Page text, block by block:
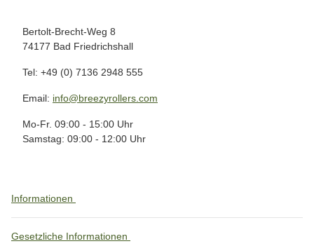
Bertolt-Brecht-Weg 8
74177 Bad Friedrichshall
Tel: +49 (0) 7136 2948 555
Email: info@breezyrollers.com
Mo-Fr. 09:00 - 15:00 Uhr
Samstag: 09:00 - 12:00 Uhr
Informationen
Gesetzliche Informationen